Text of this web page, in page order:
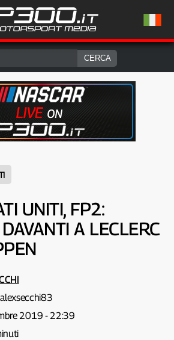
UNITI, FP2:
A LECLERC
alexsecchi83
2019 - 22:39